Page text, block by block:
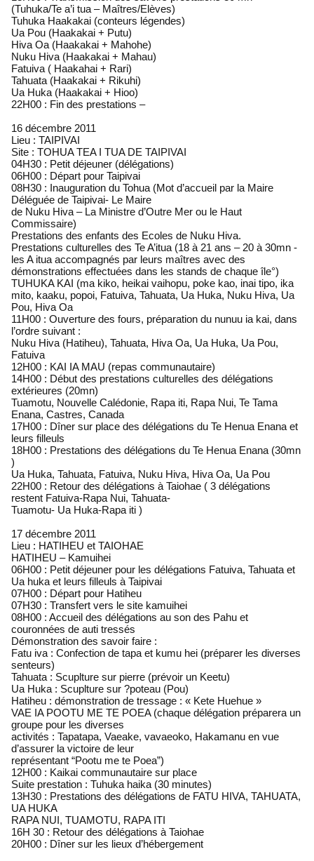
(Tuhuka/Te a’i tua – Maîtres/Elèves)
Tuhuka Haakakai (conteurs légendes)
Ua Pou (Haakakai + Putu)
Hiva Oa (Haakakai + Mahohe)
Nuku Hiva (Haakakai + Mahau)
Fatuiva ( Haakahai + Rari)
Tahuata (Haakakai + Rikuhi)
Ua Huka (Haakakai + Hioo)
22H00 : Fin des prestations –
16 décembre 2011
Lieu : TAIPIVAI
Site : TOHUA TEA I TUA DE TAIPIVAI
04H30 : Petit déjeuner (délégations)
06H00 : Départ pour Taipivai
08H30 : Inauguration du Tohua (Mot d’accueil par la Maire
Déléguée de Taipivai- Le Maire
de Nuku Hiva – La Ministre d’Outre Mer ou le Haut
Commissaire)
Prestations des enfants des Ecoles de Nuku Hiva.
Prestations culturelles des Te A’itua (18 à 21 ans – 20 à 30mn -
les A itua accompagnés par leurs maîtres avec des
démonstrations effectuées dans les stands de chaque île°)
TUHUKA KAI (ma kiko, heikai vaihopu, poke kao, inai tipo, ika
mito, kaaku, popoi, Fatuiva, Tahuata, Ua Huka, Nuku Hiva, Ua
Pou, Hiva Oa
11H00 : Ouverture des fours, préparation du nunuu ia kai, dans
l’ordre suivant :
Nuku Hiva (Hatiheu), Tahuata, Hiva Oa, Ua Huka, Ua Pou,
Fatuiva
12H00 : KAI IA MAU (repas communautaire)
14H00 : Début des prestations culturelles des délégations
extérieures (20mn)
Tuamotu, Nouvelle Calédonie, Rapa iti, Rapa Nui, Te Tama
Enana, Castres, Canada
17H00 : Dîner sur place des délégations du Te Henua Enana et
leurs filleuls
18H00 : Prestations des délégations du Te Henua Enana (30mn
)
Ua Huka, Tahuata, Fatuiva, Nuku Hiva, Hiva Oa, Ua Pou
22H00 : Retour des délégations à Taiohae ( 3 délégations
restent Fatuiva-Rapa Nui, Tahuata-
Tuamotu- Ua Huka-Rapa iti )
17 décembre 2011
Lieu : HATIHEU et TAIOHAE
HATIHEU – Kamuihei
06H00 : Petit déjeuner pour les délégations Fatuiva, Tahuata et
Ua huka et leurs filleuls à Taipivai
07H00 : Départ pour Hatiheu
07H30 : Transfert vers le site kamuihei
08H00 : Accueil des délégations au son des Pahu et
couronnées de auti tressés
Démonstration des savoir faire :
Fatu iva : Confection de tapa et kumu hei (préparer les diverses
senteurs)
Tahuata : Scuplture sur pierre (prévoir un Keetu)
Ua Huka : Scuplture sur ?poteau (Pou)
Hatiheu : démonstration de tressage : « Kete Huehue »
VAE IA POOTU ME TE POEA (chaque délégation préparera un
groupe pour les diverses
activités : Tapatapa, Vaeake, vavaeoko, Hakamanu en vue
d’assurer la victoire de leur
représentant “Pootu me te Poea”)
12H00 : Kaikai communautaire sur place
Suite prestation : Tuhuka haika (30 minutes)
13H30 : Prestations des délégations de FATU HIVA, TAHUATA,
UA HUKA
RAPA NUI, TUAMOTU, RAPA ITI
16H 30 : Retour des délégations à Taiohae
20H00 : Dîner sur les lieux d’hébergement